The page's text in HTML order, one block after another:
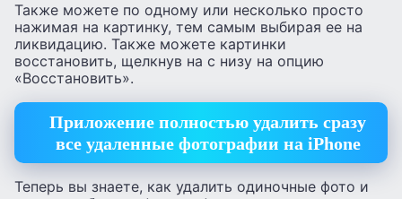
Также можете по одному или несколько просто
нажимая на картинку, тем самым выбирая ее на
ликвидацию. Также можете картинки
восстановить, щелкнув на с низу на опцию
«Восстановить».
Приложение полностью удалить сразу
все удаленные фотографии на iPhone
Теперь вы знаете, как удалить одиночные фото и